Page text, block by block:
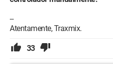
--
Atentamente, Traxmix.
33